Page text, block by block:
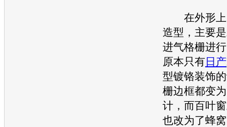
在外形上
造型，主要
进气格栅进
原本只有日产
型镀铬装饰
栅边框都变
计，而百叶
也改为了蜂